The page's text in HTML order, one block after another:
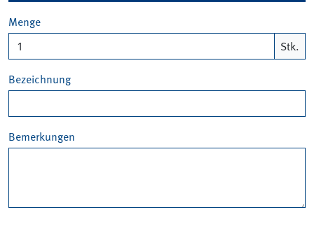
Menge
Stk.
Bezeichnung
Bemerkungen